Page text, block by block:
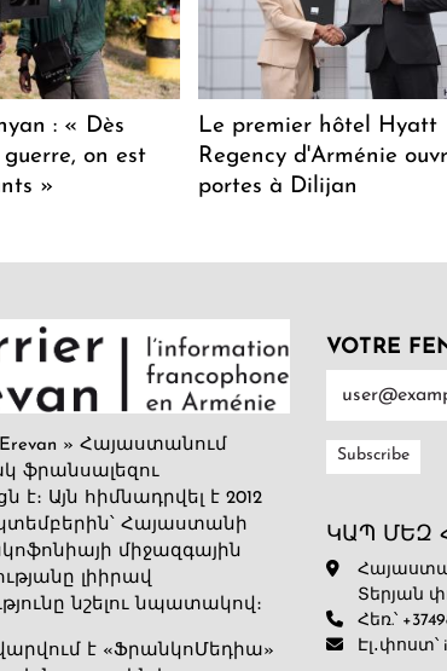
: « Dès
guerre, on est
»
Le premier hôtel Hyatt
Regency d'Arménie
portes à Dilijan
» Հայաստանում
ֆրանսալեզու
է։ Այն հիմնադրվել է 2012
Հայաստանի
միջազգային
լիիրավ
նշելու նպատակով։
է «ՖրանկոՄեդիա»
VOTRE
ԿԱՊ ՄԵԶ
Տերյան
Հեռ.՝
Էլ․փոստ՝